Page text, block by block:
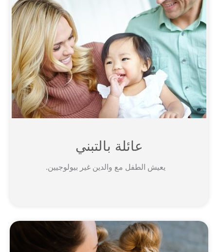
عائلة بالتبني
يعيش الطفل مع والدين غير بيولوجيين.